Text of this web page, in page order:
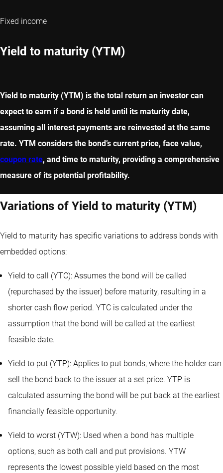
Fixed income
Yield to maturity (YTM)
Yield to maturity (YTM) is the total return an investor can
expect to earn if a bond is held until its maturity date,
assuming all interest payments are reinvested at the same
rate. YTM considers the bond’s current price, face value,
coupon rate, and time to maturity, providing a comprehensive
measure of its potential profitability.
Variations of Yield to maturity (YTM)
Yield to maturity has specific variations to address bonds with
embedded options:
Yield to call (YTC): Assumes the bond will be called
(repurchased by the issuer) before maturity, resulting in a
shorter cash flow period. YTC is calculated under the
assumption that the bond will be called at the earliest
feasible date.
Yield to put (YTP): Applies to put bonds, where the holder can
sell the bond back to the issuer at a set price. YTP is
calculated assuming the bond will be put back at the earliest
financially feasible opportunity.
Yield to worst (YTW): Used when a bond has multiple
options, such as both call and put provisions. YTW
represents the lowest possible yield based on the most